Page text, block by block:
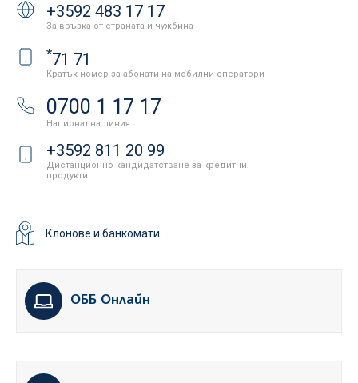
+3592 483 17 17
За връзка от страната и чужбина
*71 71
Кратък номер за абонати на мобилни оператори
0700 1 17 17
Национална линия
+3592 811 20 99
Дистанционно кандидатстване за кредитни
продукти
Клонове и банкомати
ОББ Онлайн